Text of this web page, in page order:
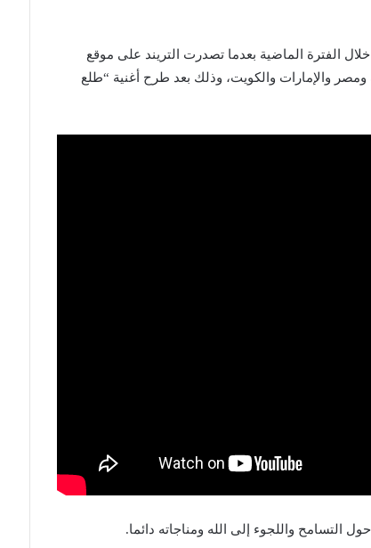
الفترة الماضية بعدما تصدرت التريند على موقع
والإمارات والكويت، وذلك بعد طرح أغنية “طلع
واللجوء إلى الله ومناجاته دائما.